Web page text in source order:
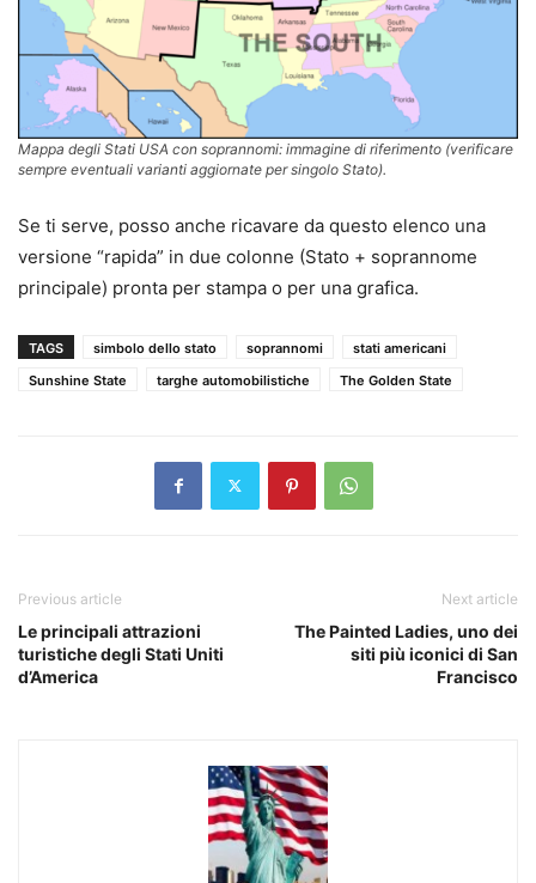
Mappa degli Stati USA con soprannomi: immagine di riferimento (verificare
sempre eventuali varianti aggiornate per singolo Stato).
Se ti serve, posso anche ricavare da questo elenco una
versione “rapida” in due colonne (Stato + soprannome
principale) pronta per stampa o per una grafica.
TAGS simbolo dello stato soprannomi
stati americani
Sunshine State
targhe automobilistiche The Golden State
Previous article
Le principali attrazioni
turistiche degli Stati Uniti
d’America
Next article
The Painted Ladies, uno dei
siti più iconici di San
Francisco